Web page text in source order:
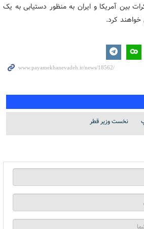
بین آمریکا و ایران به منظور دستیابی به یک
خواهند کرد.
نخست وزیر قطر